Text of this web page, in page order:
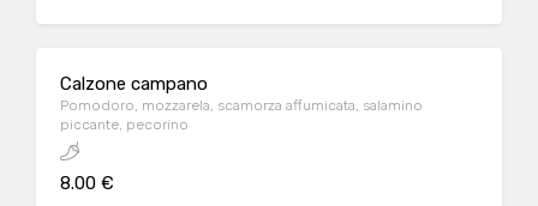
Calzone campano
Pomodoro, mozzarela, scamorza affumicata, salamino
piccante, pecorino
8.00 €